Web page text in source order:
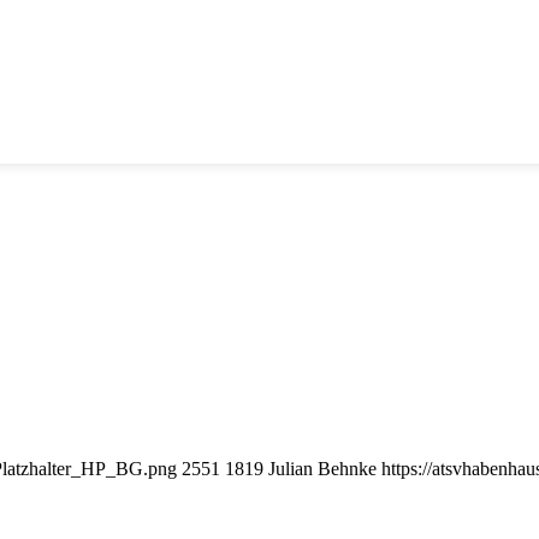
2551 1819 Julian Behnke https://